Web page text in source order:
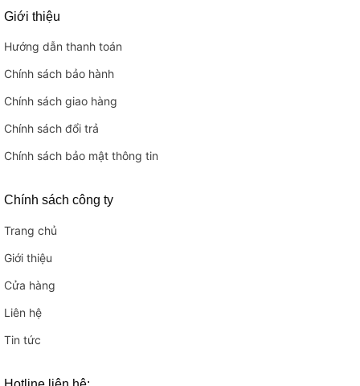
Giới thiệu
Hướng dẫn thanh toán
Chính sách bảo hành
Chính sách giao hàng
Chính sách đổi trả
Chính sách bảo mật thông tin
Chính sách công ty
Trang chủ
Giới thiệu
Cửa hàng
Liên hệ
Tin tức